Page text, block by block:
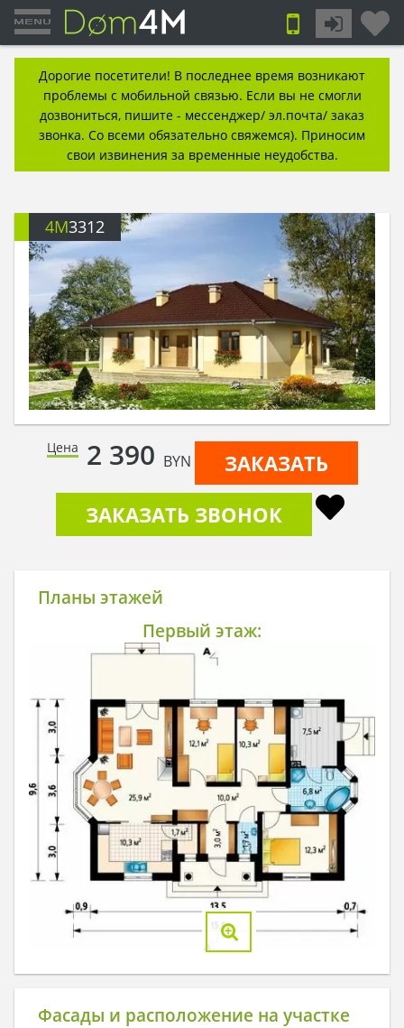
Дорогие посетители! В последнее время возникают
проблемы с мобильной связью. Если вы не смогли
дозвониться, пишите - мессенджер/ эл.почта/ заказ
звонка. Со всеми обязательно свяжемся). Приносим
свои извинения за временные неудобства.
4M3312
Цена 2 390 BYN
ЗАКАЗАТЬ
ЗАКАЗАТЬ ЗВОНОК
Планы этажей
Первый этаж:
Фасады и расположение на участке